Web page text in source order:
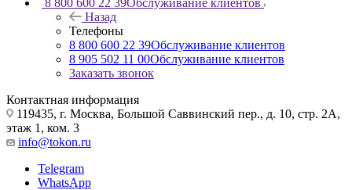
8 800 600 22 39Обслуживание клиентов
Назад
Телефоны
8 800 600 22 39Обслуживание клиентов
8 905 502 11 00Обслуживание клиентов
Заказать звонок
Контактная информация
119435, г. Москва, Большой Саввинский пер., д. 10, стр. 2А,
этаж 1, ком. 3
info@tokon.ru
Telegram
WhatsApp